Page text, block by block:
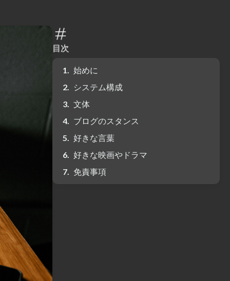
目次
始めに
システム構成
文体
ブログのスタンス
好きな言葉
好きな映画やドラマ
免責事項